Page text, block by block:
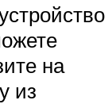
на
из